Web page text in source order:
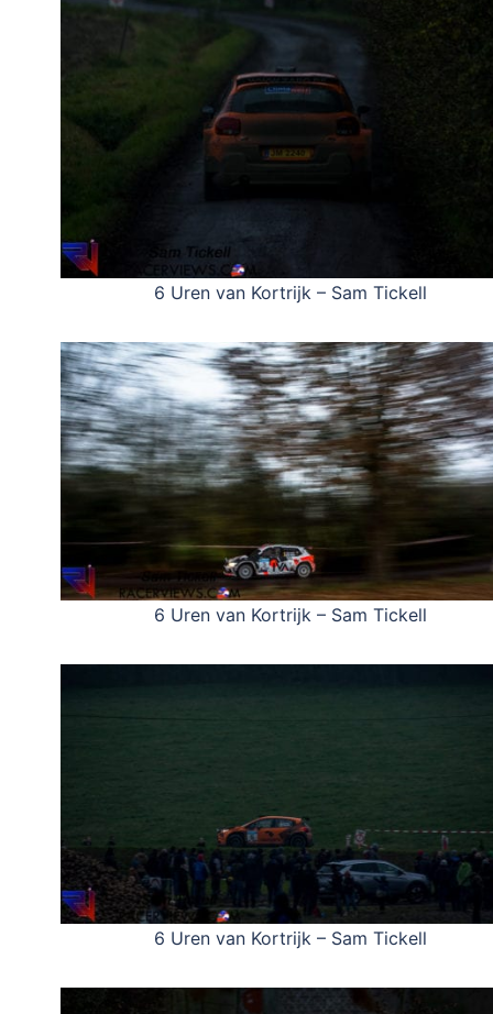
6 Uren van Kortrijk – Sam Tickell
6 Uren van Kortrijk – Sam Tickell
6 Uren van Kortrijk – Sam Tickell